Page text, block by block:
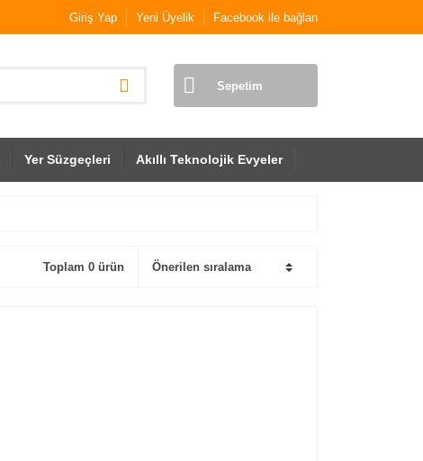
Giriş Yap Yeni Üyelik Facebook ile bağlan
Sepetim
Yer Süzgeçleri Akıllı Teknolojik Evyeler
Toplam 0 ürün